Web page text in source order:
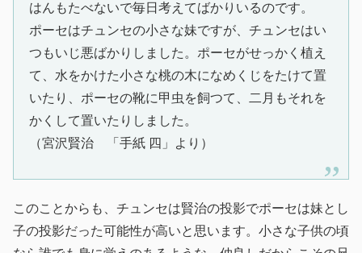
はんもたべないで毎日考えてばかりいるのです。
ポーセはチュンセの小さな妹ですが、チュンセはい
つもいじ悪ばかりしました。ポーセがせっかく植え
て、水をかけた小さな桃の木になめくじをたけて置
いたり、ポーセの靴に甲虫を飼つて、二月もそれを
かくして置いたりしました。
（宮沢賢治 「手紙 四」より）
このことからも、チュンセは賢治の投影でポーセは妹とし
子の投影だった可能性が高いと思います。小さな子供の頃